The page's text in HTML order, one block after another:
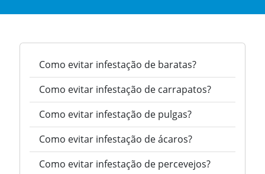
Como evitar infestação de baratas?
Como evitar infestação de carrapatos?
Como evitar infestação de pulgas?
Como evitar infestação de ácaros?
Como evitar infestação de percevejos?